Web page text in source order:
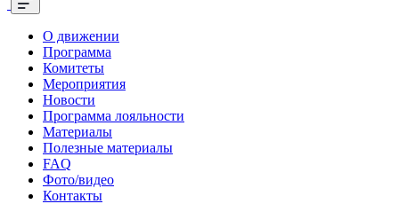
О движении
Программа
Комитеты
Мероприятия
Новости
Программа лояльности
Материалы
Полезные материалы
FAQ
Фото/видео
Контакты